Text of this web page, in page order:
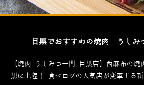
目黒でおすすめの焼肉 うしみ
【焼肉 うしみつ一門 目黒店】西麻布の焼
黒に上陸！
食べログの人気店が変革する